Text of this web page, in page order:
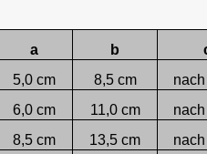
a b
5,0 cm 8,5 cm nach
6,0 cm 11,0 cm nach
8,5 cm 13,5 cm nach